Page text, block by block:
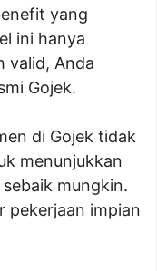
yang
ini hanya
valid, Anda
Gojek.
di Gojek tidak
menunjukkan
mungkin.
pekerjaan impian